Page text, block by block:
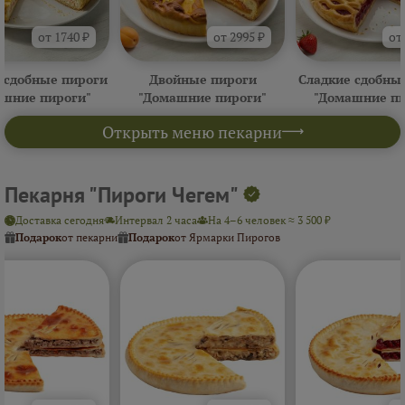
Открыть меню пекарни
от 1740 ₽
пироги
пироги"
от 2995 ₽
Двойные пироги
"Домашние пироги"
от
Сладкие
"Домашние
Пекарня "Пироги Чегем"
Доставка сегодня Интервал 2 часа
На 4–6 человек ≈ 3 500 ₽
Подарокот пекарни Подарокот Ярмарки Пирогов